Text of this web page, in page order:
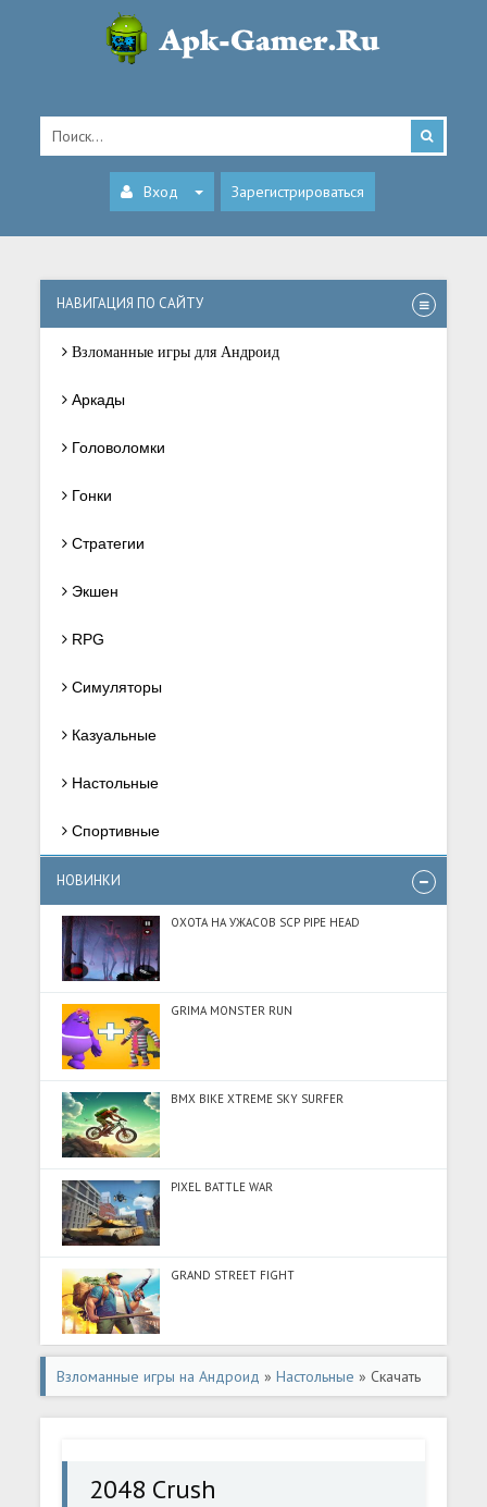
Вход Зарегистрироваться
НАВИГАЦИЯ ПО САЙТУ
Взломанные игры для Андроид
Аркады
Головоломки
Гонки
Стратегии
Экшен
RPG
Симуляторы
Казуальные
Настольные
Спортивные
НОВИНКИ
ОХОТА НА УЖАСОВ SCP PIPE HEAD
GRIMA MONSTER RUN
BMX BIKE XTREME SKY SURFER
PIXEL BATTLE WAR
GRAND STREET FIGHT
Взломанные игры на Андроид »Настольные » Скачать
2048 Crush (Много монет) на Андроид
2048 Crush